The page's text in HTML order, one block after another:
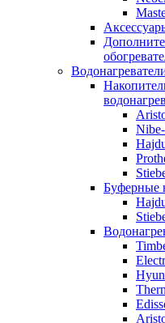
Буферные